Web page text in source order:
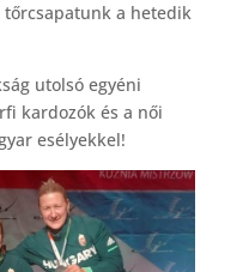
a hetedik
utolsó egyéni
kardozók és a női
esélyekkel!